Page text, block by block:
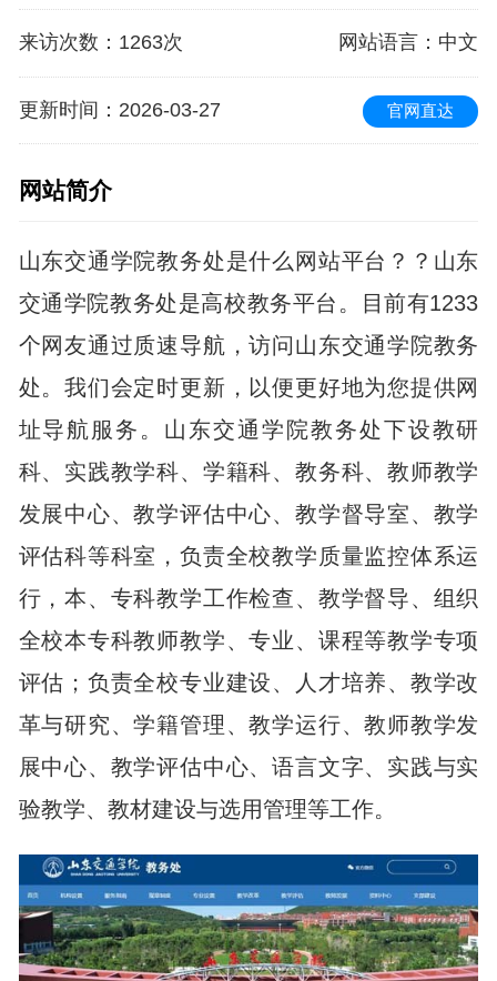
来访次数 ： 1263次 网站语言 ：中文
更新时间 ：2026-03-27 官网直达
网站简介
山东交通学院教务处是什么网站平台？？山东
交通学院教务处是高校教务平台。目前有1233
个网友通过质速导航，访问山东交通学院教务
处。我们会定时更新，以便更好地为您提供网
址导航服务。山东交通学院教务处下设教研
科、实践教学科、学籍科、教务科、教师教学
发展中心、教学评估中心、教学督导室、教学
评估科等科室，负责全校教学质量监控体系运
行，本、专科教学工作检查、教学督导、组织
全校本专科教师教学、专业、课程等教学专项
评估；负责全校专业建设、人才培养、教学改
革与研究、学籍管理、教学运行、教师教学发
展中心、教学评估中心、语言文字、实践与实
验教学、教材建设与选用管理等工作。